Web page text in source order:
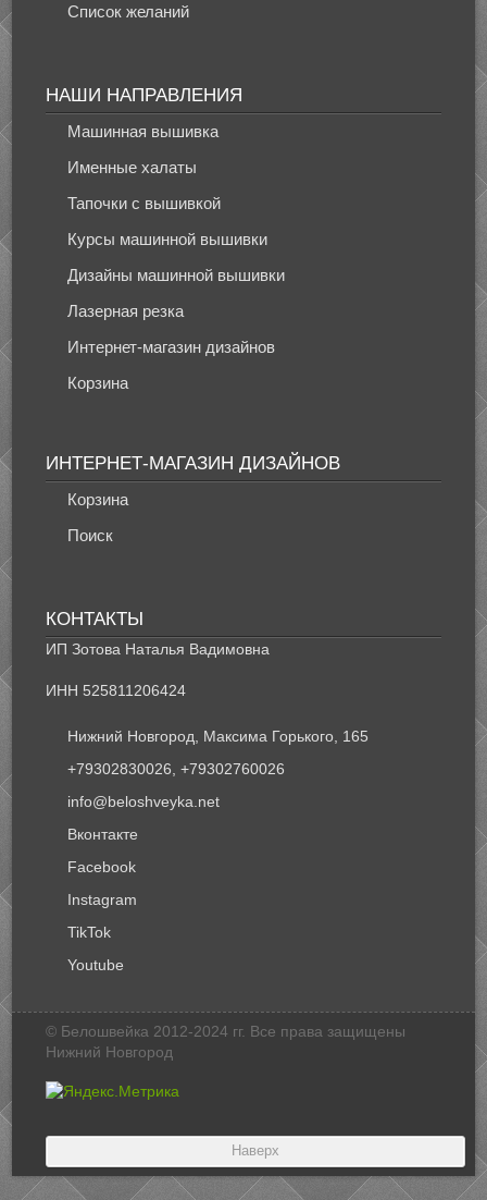
Список желаний
НАШИ НАПРАВЛЕНИЯ
Машинная вышивка
Именные халаты
Тапочки с вышивкой
Курсы машинной вышивки
Дизайны машинной вышивки
Лазерная резка
Интернет-магазин дизайнов
Корзина
ИНТЕРНЕТ-МАГАЗИН ДИЗАЙНОВ
Корзина
Поиск
КОНТАКТЫ
ИП Зотова Наталья Вадимовна
ИНН 525811206424
Нижний Новгород, Максима Горького, 165
+79302830026, +79302760026
info@beloshveyka.net
Вконтакте
Facebook
Instagram
TikTok
Youtube
© Белошвейка 2012-2024 гг. Все права защищены
Нижний Новгород
Наверх